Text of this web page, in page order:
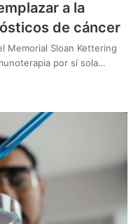
a la
de cáncer
Memorial Sloan Kettering
por sí sola…